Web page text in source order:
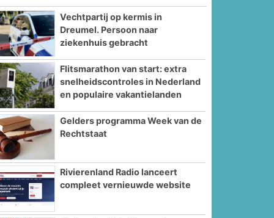
Vechtpartij op kermis in
Dreumel. Persoon naar
ziekenhuis gebracht
Flitsmarathon van start: extra
snelheidscontroles in Nederland
en populaire vakantielanden
Gelders programma Week van de
Rechtstaat
Rivierenland Radio lanceert
compleet vernieuwde website